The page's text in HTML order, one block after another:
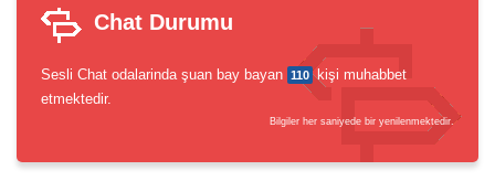
Chat Durumu
Sesli Chat odalarinda şuan bay bayan 110 kişi muhabbet
etmektedir.
Bilgiler her saniyede bir yenilenmektedir.